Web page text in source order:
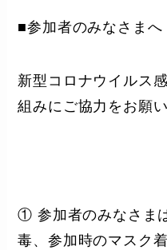
■参加者のみなさまへ
新型コロナウイルス
組みにご協力をお願い
① 参加者のみなさま
毒、参加時のマスク